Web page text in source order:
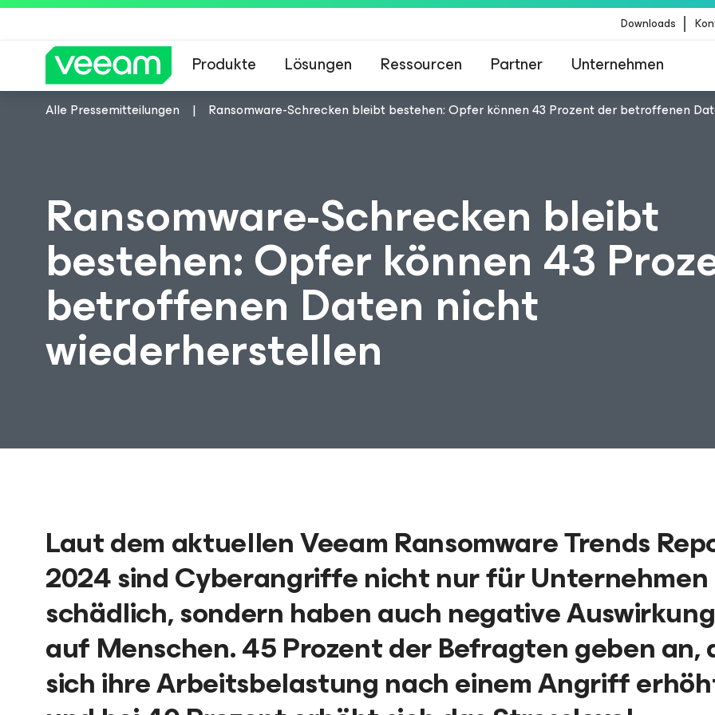
Downloads
Produkte Lösungen Ressourcen Partner Unternehmen
Alle Pressemitteilungen Ransomware-Schrecken bleibt bestehen: Opfer können 43 Prozent der betroffenen
Ransomware-Schrecken bleibt
bestehen: Opfer können 43
betroffenen Daten nicht
wiederherstellen
Laut dem aktuellen Veeam Ransomware Trends
2024 sind Cyberangriffe nicht nur für Unternehmen
schädlich, sondern haben auch negative
auf Menschen. 45 Prozent der Befragten geben an,
sich ihre Arbeitsbelastung nach einem Angriff